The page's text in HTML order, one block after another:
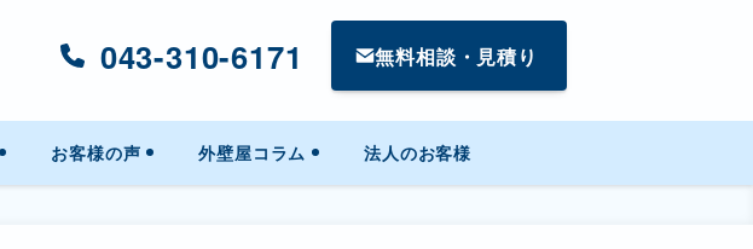
お客様の声 外壁屋コラム 法人のお客様
043-310-6171 無料相談・見積り